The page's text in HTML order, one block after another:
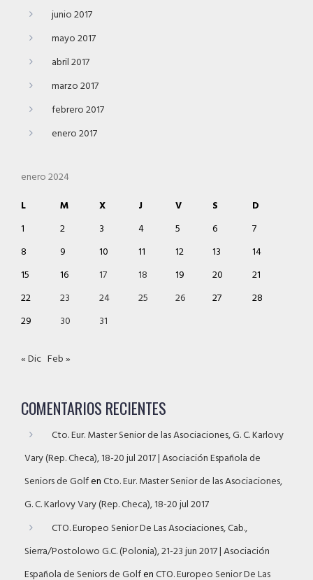
junio 2017
mayo 2017
abril 2017
marzo 2017
febrero 2017
enero 2017
enero 2024
L
M X J V S
D
1
2 3 4 5 6
7
8
9 10 11 12 13
14
15
16 17 18 19 20
21
22
23 24 25 26 27
28
29
30 31
« Dic Feb »
COMENTARIOS RECIENTES
Cto. Eur. Master Senior de las Asociaciones, G. C. Karlovy
Vary (Rep. Checa), 18-20 jul 2017 | Asociación Española de
Seniors de GolfenCto. Eur. Master Senior de las Asociaciones,
G. C. Karlovy Vary (Rep. Checa), 18-20 jul 2017
CTO. Europeo Senior De Las Asociaciones, Cab.,
Sierra/Postolowo G.C. (Polonia), 21-23 jun 2017 | Asociación
Española de Seniors de GolfenCTO. Europeo Senior De Las